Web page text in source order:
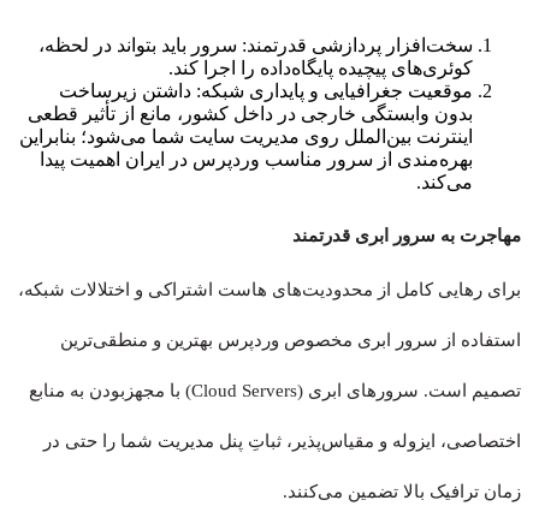
سخت‌افزار پردازشی قدرتمند: سرور باید بتواند در لحظه،
کوئری‌های پیچیده پایگاه‌داده را اجرا کند.
موقعیت جغرافیایی و پایداری شبکه: داشتن زیرساخت
بدون وابستگی خارجی در داخل کشور، مانع از تأثیر قطعی
اینترنت بین‌الملل روی مدیریت سایت شما می‌شود؛ بنابراین
بهره‌مندی از سرور مناسب وردپرس در ایران اهمیت پیدا
می‌کند.
مهاجرت به سرور ابری قدرتمند
برای رهایی کامل از محدودیت‌های هاست اشتراکی و اختلالات شبکه،
استفاده از سرور ابری مخصوص وردپرس بهترین و منطقی‌ترین
تصمیم است. سرورهای ابری (Cloud Servers) با مجهزبودن به منابع
اختصاصی، ایزوله و مقیاس‌پذیر، ثباتِ پنل مدیریت شما را حتی در
زمان ترافیک بالا تضمین می‌کنند.